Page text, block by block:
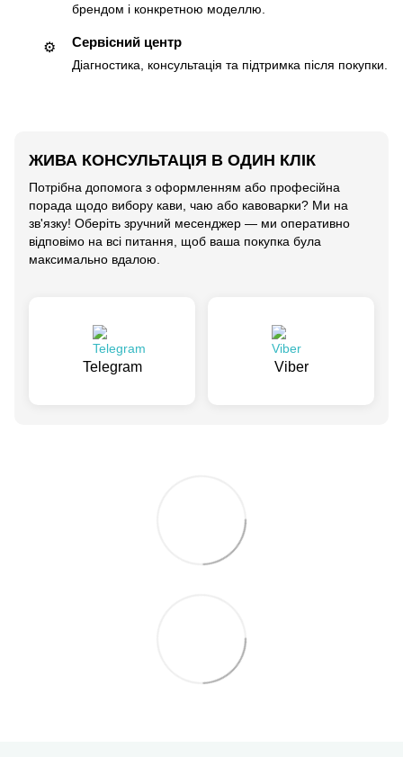
брендом і конкретною моделлю.
⚙️ Сервісний центр
Діагностика, консультація та підтримка після покупки.
ЖИВА КОНСУЛЬТАЦІЯ В ОДИН КЛІК
Потрібна допомога з оформленням або професійна
порада щодо вибору кави, чаю або кавоварки? Ми на
зв'язку! Оберіть зручний месенджер — ми оперативно
відповімо на всі питання, щоб ваша покупка була
максимально вдалою.
Telegram Viber